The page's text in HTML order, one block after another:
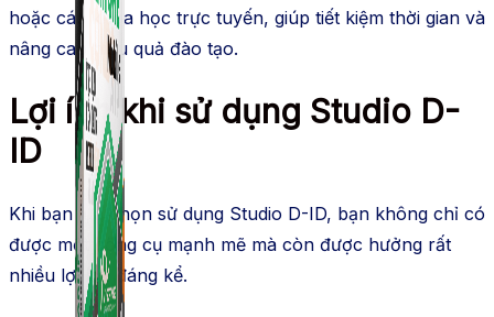
hoặc các khóa học trực tuyến, giúp tiết kiệm thời gian và
nâng cao hiệu quả đào tạo.
Lợi ích khi sử dụng Studio D-
ID
Khi bạn lựa chọn sử dụng Studio D-ID, bạn không chỉ có
được một công cụ mạnh mẽ mà còn được hưởng rất
nhiều lợi ích đáng kể.